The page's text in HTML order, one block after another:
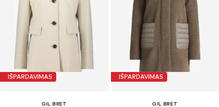
IŠPARDAVIMAS
GIL BRET
IŠPARDAVIMAS
GIL BRET